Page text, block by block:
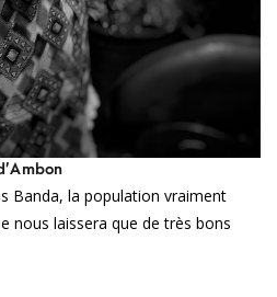
Banda, la population vraiment
nous laissera que de très bons